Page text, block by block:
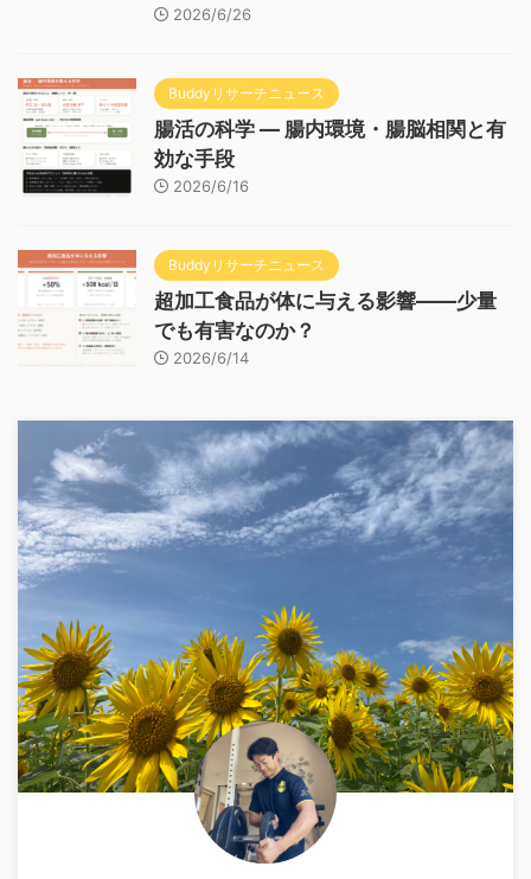
2026/6/26
Buddyリサーチニュース
腸活の科学 — 腸内環境・腸脳相関と有
効な手段
2026/6/16
Buddyリサーチニュース
超加工食品が体に与える影響——少量
でも有害なのか？
2026/6/14